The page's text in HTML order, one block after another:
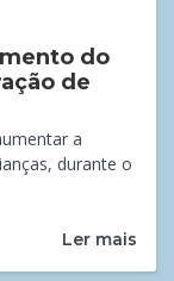
do
de
a
durante o
Ler mais